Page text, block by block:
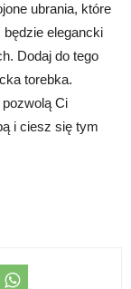
ubrania, które
elegancki
Dodaj do tego
torebka.
Ci
i ciesz się tym